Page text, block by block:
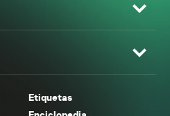
Etiquetas